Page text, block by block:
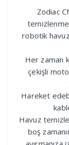
Zodiac
robotik
Her zaman
çekişli
Hareket
Havuz
boş